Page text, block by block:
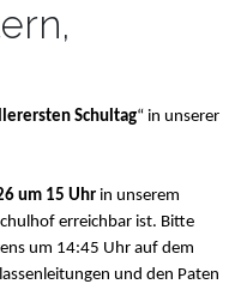
Schultag“ in unserer
um 15 Uhr in unserem
erreichbar ist. Bitte
um 14:45 Uhr auf dem
und den Paten